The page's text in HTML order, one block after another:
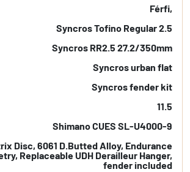
Férfi,
Syncros Tofino Regular 2.5
Syncros RR2.5 27.2/350mm
Syncros urban flat
Syncros fender kit
11.5
Shimano CUES SL-U4000-9
Disc, 6061 D.Butted Alloy, Endurance
Replaceable UDH Derailleur Hanger,
fender included